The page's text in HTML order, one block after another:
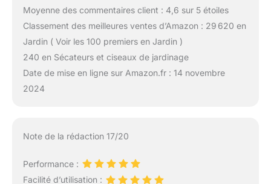
Moyenne des commentaires client : 4,6 sur 5 étoiles
Classement des meilleures ventes d’Amazon : 29 620 en
Jardin ( Voir les 100 premiers en Jardin )
240 en Sécateurs et ciseaux de jardinage
Date de mise en ligne sur Amazon.fr : 14 novembre
2024
Note de la rédaction 17/20
Performance :
Facilité d’utilisation :